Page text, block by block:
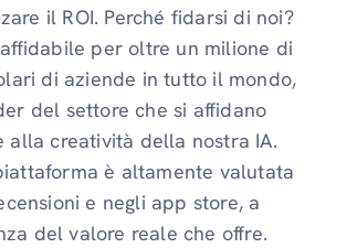
il ROI. Perché fidarsi di noi?
per oltre un milione di
di aziende in tutto il mondo,
del settore che si affidano
alla creatività della nostra IA.
è altamente valutata
e negli app store, a
del valore reale che offre.